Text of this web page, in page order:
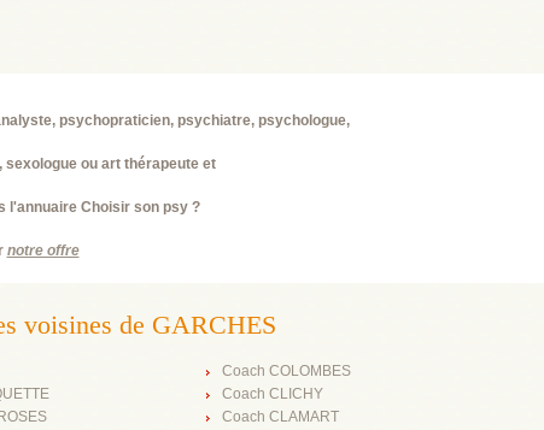
psychopraticien, psychiatre, psychologue,
ou art thérapeute et
l'annuaire Choisir son psy ?
notre offre
voisines de GARCHES
Coach COLOMBES
Coach CLICHY
Coach CLAMART